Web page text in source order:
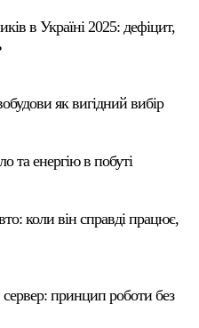
в Україні 2025: дефіцит,
як вигідний вибір
та енергію в побуті
коли він справді працює,
принцип роботи без